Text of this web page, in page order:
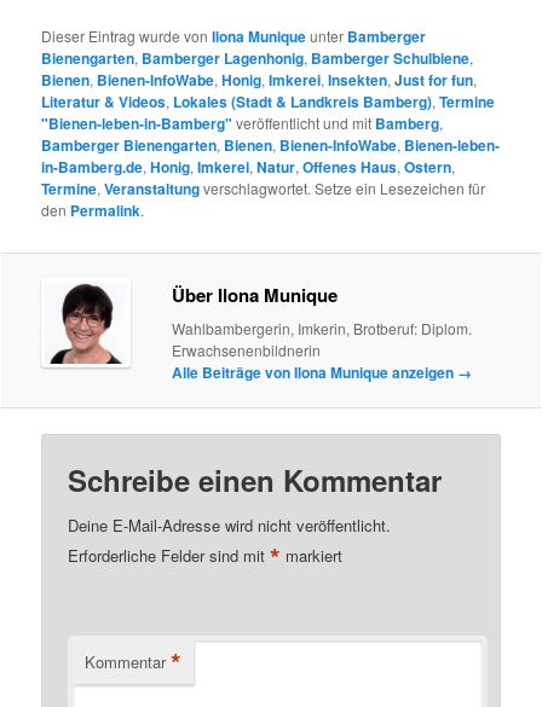
Dieser Eintrag wurde vonIlona Muniqueunter Bamberger
Bienengarten, Bamberger Lagenhonig, Bamberger Schulbiene,
Bienen, Bienen-InfoWabe,Honig,Imkerei,Insekten,Just for fun,
Literatur & Videos, Lokales (Stadt & Landkreis Bamberg),Termine
"Bienen-leben-in-Bamberg" veröffentlicht und mit Bamberg,
Bamberger Bienengarten, Bienen, Bienen-InfoWabe, Bienen-leben-
in-Bamberg.de,Honig,Imkerei,Natur,Offenes Haus,Ostern,
Termine,Veranstaltungverschlagwortet. Setze ein Lesezeichen für
den Permalink.
Über Ilona Munique
Wahlbambergerin, Imkerin, Brotberuf: Diplom.
Erwachsenenbildnerin
Alle Beiträge von Ilona Munique anzeigen →
Schreibe einen Kommentar
Deine E-Mail-Adresse wird nicht veröffentlicht.
Erforderliche Felder sind mit* markiert
Kommentar *